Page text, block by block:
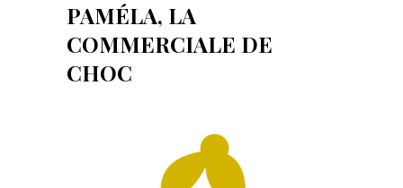
PAMÉLA, LA
COMMERCIALE DE
CHOC